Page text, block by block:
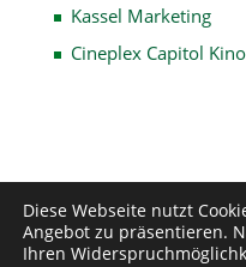
Kassel Marketing
Cineplex Capitol Kino
Impressum
Diese Webseite nutzt
Angebot zu präsentieren.
Ihren